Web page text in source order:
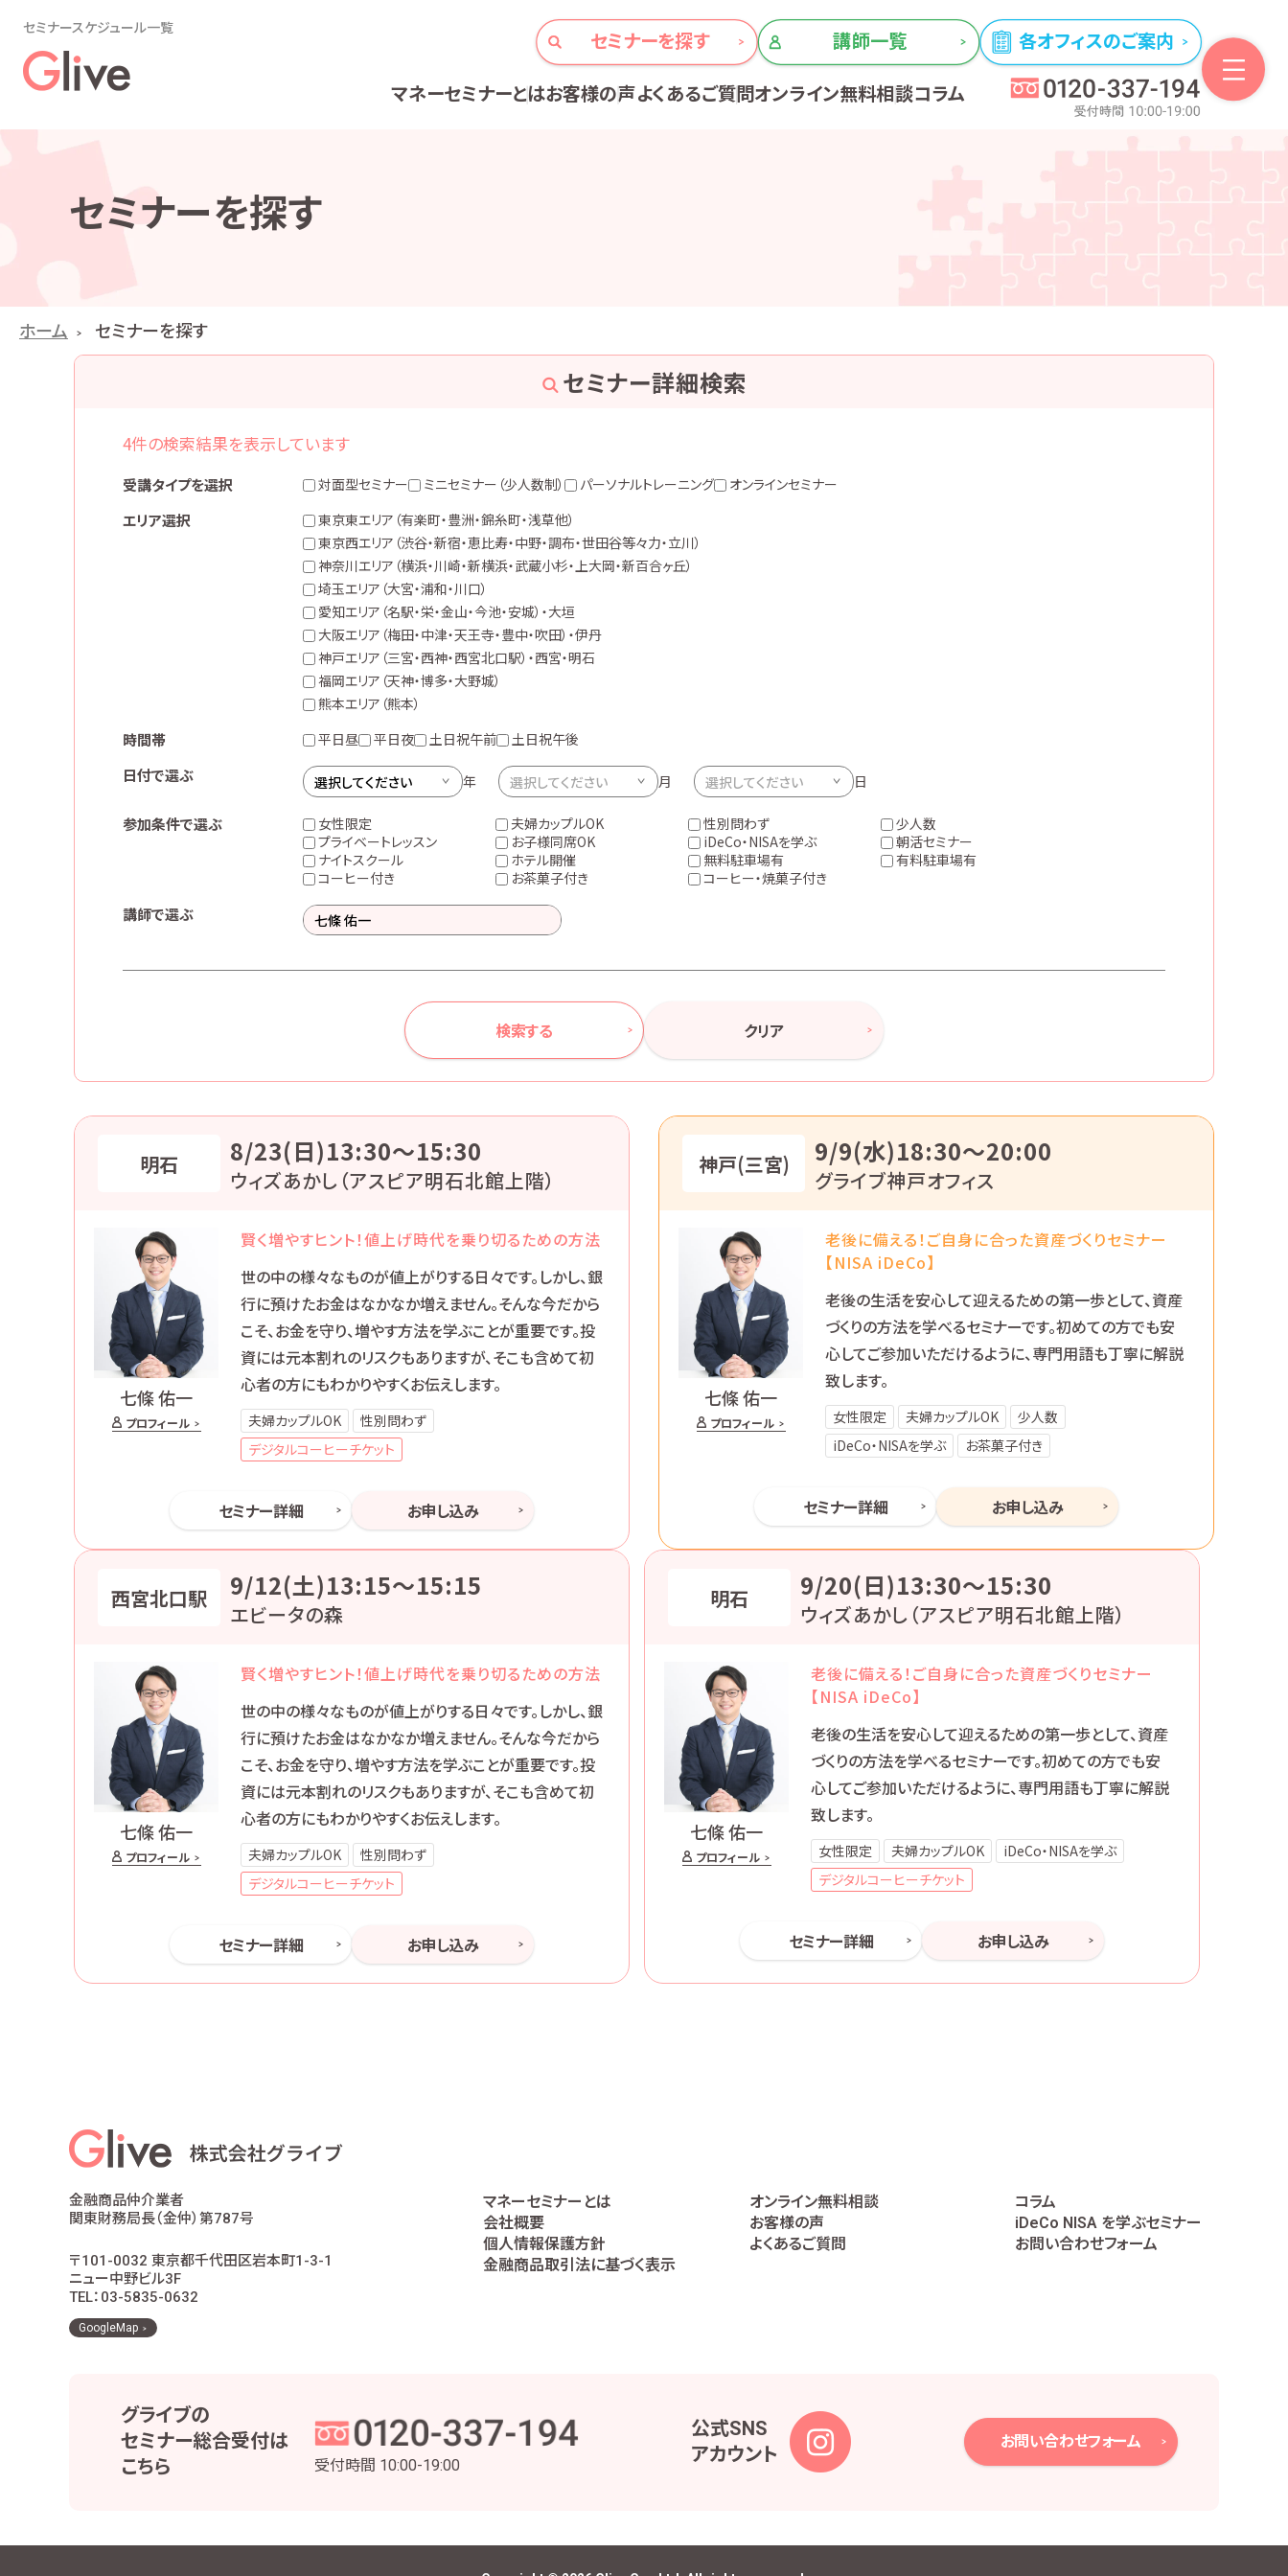
セミナースケジュール一覧
セミナーを探す 講師一覧 各オフィスのご案内
マネーセミナーとはお客様の声よくあるご質問オンライン無料相談コラム
セミナーを探す
ホーム セミナーを探す
セミナー詳細検索
4件の検索結果を表示しています
受講タイプを選択 対面型セミナー ミニセミナー（少人数制） パーソナルトレーニング オンラインセミナー
エリア選択 東京東エリア （有楽町・豊洲・錦糸町・浅草他）
東京西エリア （渋谷・新宿・恵比寿・中野・調布・世田谷等々力・立川）
神奈川エリア （横浜・川崎・新横浜・武蔵小杉・上大岡・新百合ヶ丘）
埼玉エリア （大宮・浦和・川口）
愛知エリア （名駅・栄・金山・今池・安城）・大垣
大阪エリア （梅田・中津・天王寺・豊中・吹田）・伊丹
神戸エリア （三宮・西神・西宮北口駅）・西宮・明石
福岡エリア （天神・博多・大野城）
熊本エリア （熊本）
時間帯 平日昼 平日夜 土日祝午前 土日祝午後
日付で選ぶ 年 月 日
参加条件で選ぶ 女性限定 夫婦カップルOK 性別問わず
少人数
プライベートレッスン
お子様同席OK iDeCo・NISAを学ぶ
朝活セミナー
ナイトスクール
ホテル開催 無料駐車場有
有料駐車場有
コーヒー付き
お茶菓子付き コーヒー・焼菓子付き
講師で選ぶ
検索する クリア
明石 8/23(日)13:30〜15:30
ウィズあかし（アスピア明石北館上階）
七條 佑一
プロフィール
賢く増やすヒント！値上げ時代を乗り切るための方法
世の中の様々なものが値上がりする日々です。しかし、銀
行に預けたお金はなかなか増えません。そんな今だから
こそ、お金を守り、増やす方法を学ぶことが重要です。投
資には元本割れのリスクもありますが、そこも含めて初
心者の方にもわかりやすくお伝えします。
夫婦カップルOK
性別問わず
デジタルコーヒーチケット
セミナー詳細 お申し込み
神戸(三宮) 9/9(水)18:30〜20:00
グライブ神戸オフィス
七條 佑一
プロフィール
老後に備える！ご自身に合った資産づくりセミナー
【NISA iDeCo】
老後の生活を安心して迎えるための第一歩として、資産
づくりの方法を学べるセミナーです。初めての方でも安
心してご参加いただけるように、専門用語も丁寧に解説
致します。
女性限定 夫婦カップルOK
少人数
iDeCo・NISAを学ぶ
お茶菓子付き
セミナー詳細 お申し込み
西宮北口駅 9/12(土)13:15〜15:15
エビータの森
七條 佑一
プロフィール
賢く増やすヒント！値上げ時代を乗り切るための方法
世の中の様々なものが値上がりする日々です。しかし、銀
行に預けたお金はなかなか増えません。そんな今だから
こそ、お金を守り、増やす方法を学ぶことが重要です。投
資には元本割れのリスクもありますが、そこも含めて初
心者の方にもわかりやすくお伝えします。
夫婦カップルOK
性別問わず
デジタルコーヒーチケット
セミナー詳細 お申し込み
明石 9/20(日)13:30〜15:30
ウィズあかし（アスピア明石北館上階）
七條 佑一
プロフィール
老後に備える！ご自身に合った資産づくりセミナー
【NISA iDeCo】
老後の生活を安心して迎えるための第一歩として、資産
づくりの方法を学べるセミナーです。初めての方でも安
心してご参加いただけるように、専門用語も丁寧に解説
致します。
女性限定 夫婦カップルOK
iDeCo・NISAを学ぶ
デジタルコーヒーチケット
セミナー詳細 お申し込み
金融商品仲介業者
関東財務局長（金仲）第787号
〒101-0032 東京都千代田区岩本町1-3-1
ニュー中野ビル3F
TEL：03-5835-0632
GoogleMap
マネーセミナーとは オンライン無料相談
コラム
会社概要
お客様の声
iDeCo NISA を学ぶセミナー
個人情報保護方針
よくあるご質問
お問い合わせフォーム
金融商品取引法に基づく表示
グライブの
セミナー総合受付は
こちら
受付時間 10:00-19:00
公式SNS
アカウント
お問い合わせフォーム